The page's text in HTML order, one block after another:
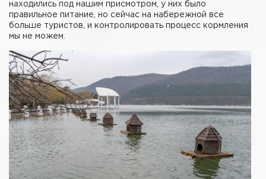
находились под нашим присмотром, у них было
правильное питание, но сейчас на набережной все
больше туристов, и контролировать процесс кормления
мы не можем.